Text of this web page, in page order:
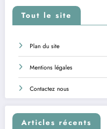
Tout le site
Plan du site
Mentions légales
Contactez nous
Articles récents